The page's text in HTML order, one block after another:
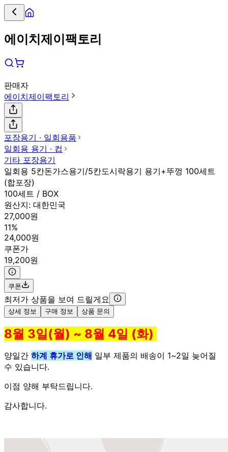
에이치제이팩토리
판매자
에이치제이팩토리
포장용기 ∙ 일회용품
일회용 용기 ∙ 컵
기타 포장용기
일회용 5칸돈가스용기/5칸도시락용기 용기+뚜껑 100세트
(합포장)
100세트 / BOX
원산지: 대한민국
27,000원
11%
24,000원
쿠폰가
19,200원
쿠폰
최저가 상품을 보여 드릴게요
상세 정보 구매 정보 상품 문의
8월 3일(월) ~ 8월 4일 (화)
양일간 하계 휴가로 인해 일부 제품의 배송이 1~2일 늦어질
수 있습니다.
이점 양해 부탁드립니다.
감사합니다.